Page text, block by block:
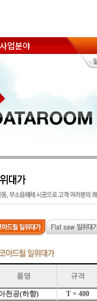
사업분야
Wall saw 절단
Wire saw 절단
품명 규격
천공(하향)
T = 400